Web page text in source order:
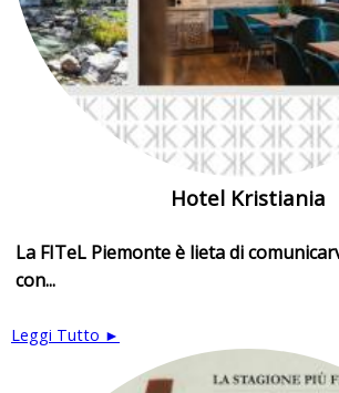
Hotel Kristiania
La FITeL Piemonte è lieta di
con...
Leggi Tutto ►